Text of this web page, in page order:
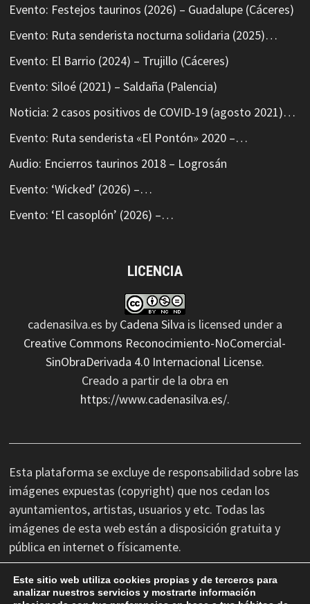
Evento: Festejos taurinos (2026) – Guadalupe (Cáceres)
Evento: Ruta senderista nocturna solidaria (2025)…
Evento: El Barrio (2024) – Trujillo (Cáceres)
Evento: Siloé (2021) – Saldaña (Palencia)
Noticia: 2 casos positivos de COVID-19 (agosto 2021)…
Evento: Ruta senderista «El Pontón» 2020 –…
Audio: Encierros taurinos 2018 – Logrosán
Evento: ‘Wicked’ (2026) –…
Evento: ‘El casoplón’ (2026) –…
LICENCIA
cadenasilva.es by Cadena Silva is licensed under a
Creative Commons Reconocimiento-NoComercial-
SinObraDerivada 4.0 Internacional License.
Creado a partir de la obra en
https://www.cadenasilva.es/.
Esta plataforma se excluye de responsabilidad sobre las
imágenes expuestas (copyright) que nos cedan los
ayuntamientos, artistas, usuarios y etc. Todas las
imágenes de esta web están a disposición gratuita y
pública en internet o físicamente.
No nos hacemos responsables de las erratas
Este sitio web utiliza cookies propias y de terceros para
analizar nuestros servicios y mostrarte información